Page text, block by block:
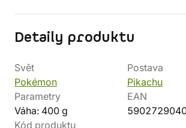
Detaily produktu
Svět
Pokémon
Postava
Pikachu
Parametry
Váha: 400 g
EAN
Kód produktu